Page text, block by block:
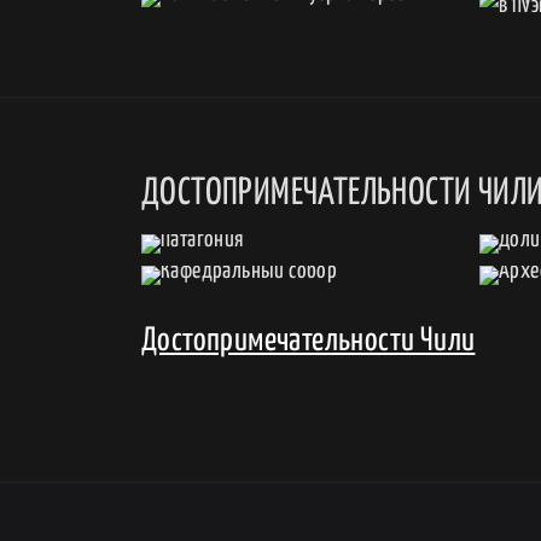
ДОСТОПРИМЕЧАТЕЛЬНОСТИ
Достопримечательности Чили